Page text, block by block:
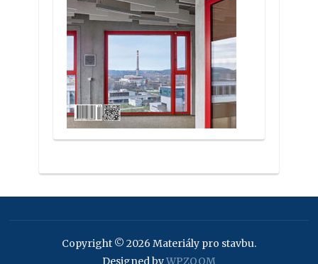
Copyright © 2026 Materiály pro stavbu.
Designed byWPZOOM